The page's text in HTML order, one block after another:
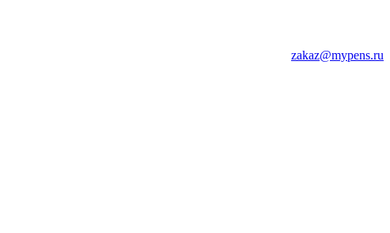
zakaz@mypens.ru